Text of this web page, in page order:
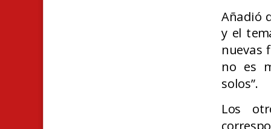
Añadió
y el
nuevas
no es
solos”.
Los